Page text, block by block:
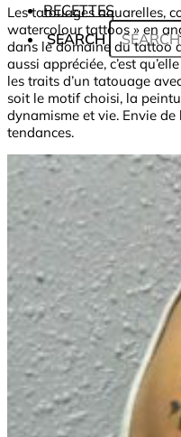
RECETTES
SEARCH
Les tatouages aquarelles,
watercolour tattoos » en
dans le domaine du tattoo
aussi appréciée, c’est
les traits d’un tatouage
soit le motif choisi, la
dynamisme et vie. Envie de
tendances.